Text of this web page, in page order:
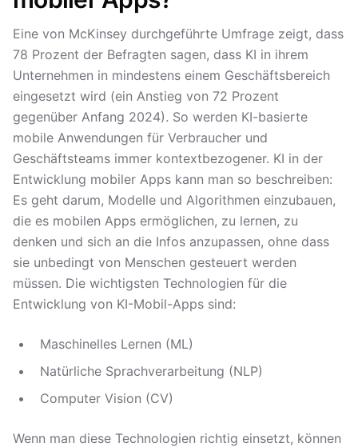
Eine von McKinsey durchgeführte Umfrage zeigt, dass
78 Prozent der Befragten sagen, dass KI in ihrem
Unternehmen in mindestens einem Geschäftsbereich
eingesetzt wird (ein Anstieg von 72 Prozent
gegenüber Anfang 2024). So werden KI-basierte
mobile Anwendungen für Verbraucher und
Geschäftsteams immer kontextbezogener. KI in der
Entwicklung mobiler Apps kann man so beschreiben:
Es geht darum, Modelle und Algorithmen einzubauen,
die es mobilen Apps ermöglichen, zu lernen, zu
denken und sich an die Infos anzupassen, ohne dass
sie unbedingt von Menschen gesteuert werden
müssen. Die wichtigsten Technologien für die
Entwicklung von KI-Mobil-Apps sind:
Maschinelles Lernen (ML)
Natürliche Sprachverarbeitung (NLP)
Computer Vision (CV)
Wenn man diese Technologien richtig einsetzt, können